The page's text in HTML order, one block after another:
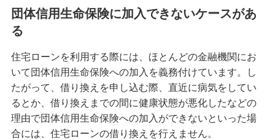
団体信用生命保険に加入できないケースがあ
る
住宅ローンを利用する際には、ほとんどの金融機関にお
いて団体信用生命保険への加入を義務付けています。し
たがって、借り換えを申し込む際、直近に病気をしてい
るとか、借り換えまでの間に健康状態が悪化したなどの
理由で団体信用生命保険への加入ができないといった場
合には、住宅ローンの借り換えを行えません。